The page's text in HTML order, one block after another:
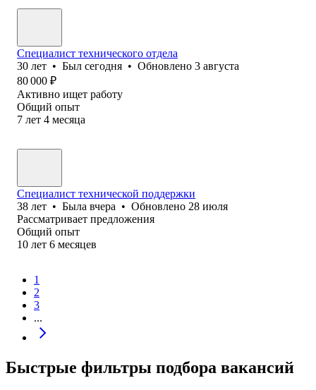
Специалист технического отдела
30 лет • Был сегодня • Обновлено 3 августа
80 000 ₽
Активно ищет работу
Общий опыт
7 лет 4 месяца
Специалист технической поддержки
38 лет • Была вчера • Обновлено 28 июля
Рассматривает предложения
Общий опыт
10 лет 6 месяцев
1
2
3
...
Быстрые фильтры подбора вакансий